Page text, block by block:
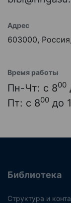
Адрес
603000,
Время работы
Пн-Чт: с 800
Пт: с 800 до
Библиотека
Структура и